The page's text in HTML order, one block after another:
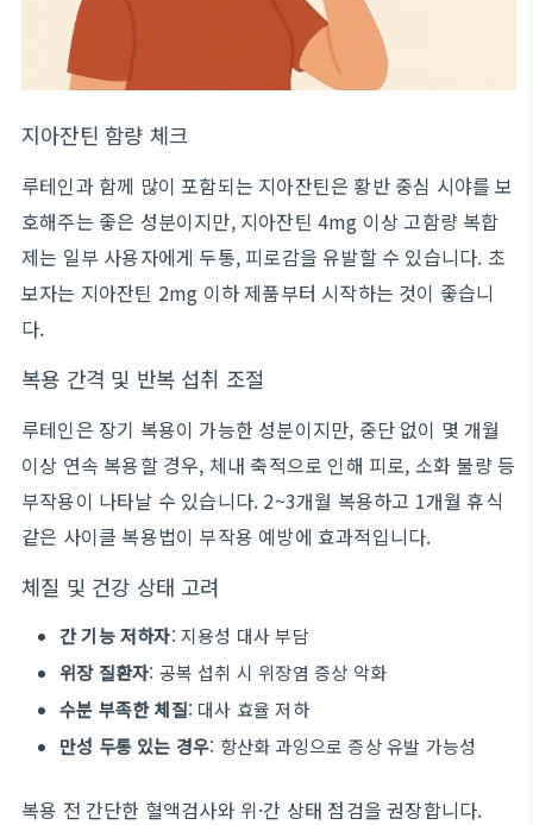
지아잔틴 함량 체크
루테인과 함께 많이 포함되는 지아잔틴은 황반 중심 시야를 보
호해주는 좋은 성분이지만, 지아잔틴 4mg 이상 고함량 복합
제는 일부 사용자에게 두통, 피로감을 유발할 수 있습니다. 초
보자는 지아잔틴 2mg 이하 제품부터 시작하는 것이 좋습니
다.
복용 간격 및 반복 섭취 조절
루테인은 장기 복용이 가능한 성분이지만, 중단 없이 몇 개월
이상 연속 복용할 경우, 체내 축적으로 인해 피로, 소화 불량 등
부작용이 나타날 수 있습니다. 2~3개월 복용하고 1개월 휴식
같은 사이클 복용법이 부작용 예방에 효과적입니다.
체질 및 건강 상태 고려
간 기능 저하자: 지용성 대사 부담
위장 질환자: 공복 섭취 시 위장염 증상 악화
수분 부족한 체질: 대사 효율 저하
만성 두통 있는 경우: 항산화 과잉으로 증상 유발 가능성
복용 전 간단한 혈액검사와 위·간 상태 점검을 권장합니다.